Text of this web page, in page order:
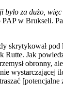
było za dużo,
PAP w Brukseli.
skrytykował
Rutte. Jak
obronny,
wystarczającej
[potencjalne